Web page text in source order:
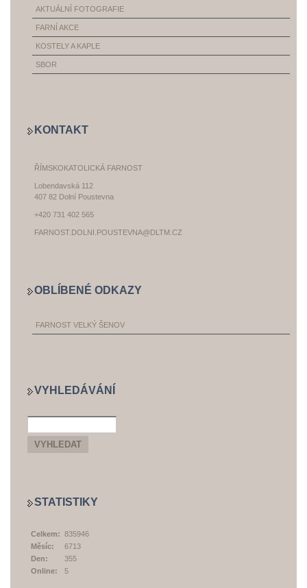
AKTUÁLNÍ FOTOGRAFIE
FARNÍ AKCE
KOSTELY A KAPLE
SBOR
KONTAKT
ŘÍMSKOKATOLICKÁ FARNOST
Lobendavská 112
407 82 Dolní Poustevna
+420 731 402 565
FARNOST.DOLNI.POUSTEVNA@DLTM.CZ
OBLÍBENÉ ODKAZY
FARNOST VELKÝ ŠENOV
VYHLEDÁVÁNÍ
STATISTIKY
Online: 5
Celkem: 835946
Měsíc:
6713
Den:
355